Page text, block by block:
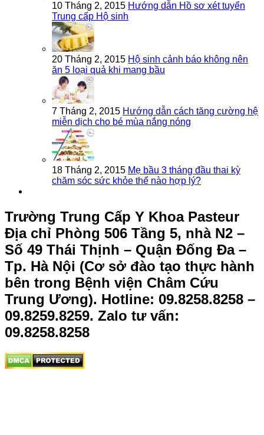
10 Tháng 2, 2015 Hướng dẫn Hồ sơ xét tuyển
Trung cấp Hộ sinh
20 Tháng 2, 2015 Hộ sinh cảnh báo không nên
ăn 5 loại quả khi mang bầu
7 Tháng 2, 2015 Hướng dẫn cách tăng cường hệ
miễn dịch cho bé mùa nắng nóng
18 Tháng 2, 2015 Mẹ bầu 3 tháng đầu thai kỳ
chăm sóc sức khỏe thế nào hợp lý?
Trường Trung Cấp Y Khoa Pasteur
Địa chỉ Phòng 506 Tầng 5, nhà N2 –
Số 49 Thái Thịnh – Quận Đống Đa –
Tp. Hà Nội (Cơ sở đào tạo thực hành
bên trong Bệnh viện Châm Cứu
Trung Ương). Hotline: 09.8258.8258 –
09.8259.8259. Zalo tư vấn:
09.8258.8258